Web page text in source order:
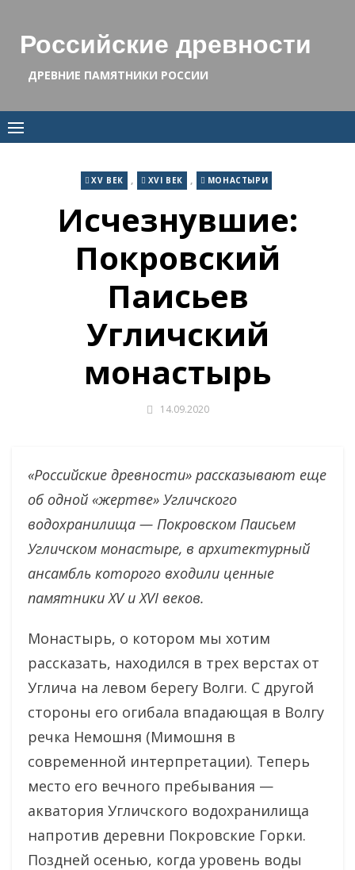
contentРоссийские древности
ДРЕВНИЕ ПАМЯТНИКИ РОССИИ
XV ВЕК , XVI ВЕК , МОНАСТЫРИ
Исчезнувшие:
Покровский
Паисьев
Угличский
монастырь
14.09.2020
«Российские древности» рассказывают еще
об одной «жертве» Угличского
водохранилища — Покровском Паисьем
Угличском монастыре, в архитектурный
ансамбль которого входили ценные
памятники XV и XVI веков.
Монастырь, о котором мы хотим
рассказать, находился в трех верстах от
Углича на левом берегу Волги. С другой
стороны его огибала впадающая в Волгу
речка Немошня (Мимошня в
современной интерпретации). Теперь
место его вечного пребывания —
акватория Угличского водохранилища
напротив деревни Покровские Горки.
Поздней осенью, когда уровень воды